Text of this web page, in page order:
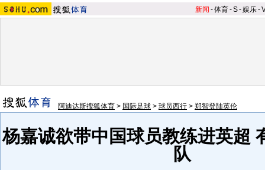
新闻 -体育-S-娱乐-
阿迪达斯搜狐体育 > 国际足球 > 球员西行 > 郑智登陆英伦
杨嘉诚欲带中国球员教练进英超
队